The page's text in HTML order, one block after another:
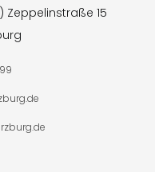
Zeppelinstraße 15